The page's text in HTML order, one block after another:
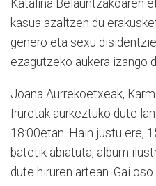
Katalina Belauntzakoaren
kasua azaltzen du
genero eta sexu
ezagutzeko aukera izango
Joana Aurrekoetxeak,
Iruretak aurkeztuko dute
18:00etan. Hain justu ere,
batetik abiatuta, album
dute hiruren artean. Gai